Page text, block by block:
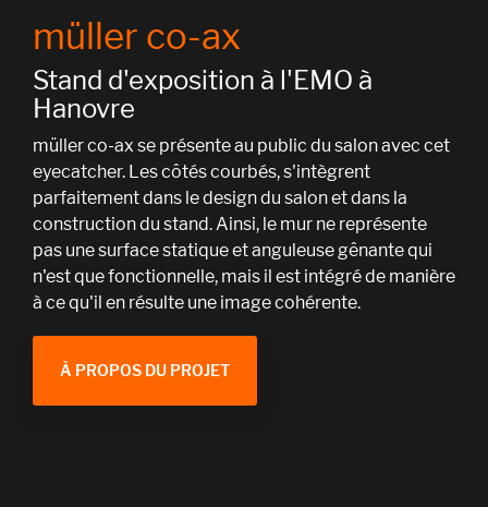
müller co-ax
Stand d'exposition à l'EMO à
Hanovre
müller co-ax se présente au public du salon avec cet
eyecatcher. Les côtés courbés, s'intègrent
parfaitement dans le design du salon et dans la
construction du stand. Ainsi, le mur ne représente
pas une surface statique et anguleuse gênante qui
n'est que fonctionnelle, mais il est intégré de manière
à ce qu'il en résulte une image cohérente.
À PROPOS DU PROJET